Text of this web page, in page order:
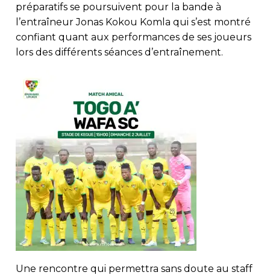
préparatifs se poursuivent pour la bande à
l’entraîneur Jonas Kokou Komla qui s’est montré
confiant quant aux performances de ses joueurs
lors des différents séances d’entraînement.
Une rencontre qui permettra sans doute au staff